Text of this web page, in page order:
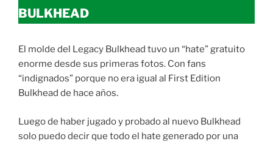
BULKHEAD
El molde del Legacy Bulkhead tuvo un “hate” gratuito
enorme desde sus primeras fotos. Con fans
“indignados” porque no era igual al First Edition
Bulkhead de hace años.
Luego de haber jugado y probado al nuevo Bulkhead
solo puedo decir que todo el hate generado por una